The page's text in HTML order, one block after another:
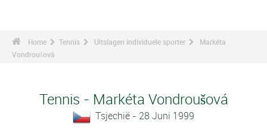
Home Tennis Uitslagen individuele sporter
Markéta
Vondroušová
Tennis - Markéta Vondroušová
Tsjechië - 28 Juni 1999